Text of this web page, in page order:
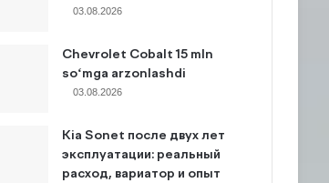
03.08.2026
Chevrolet Cobalt 15 mln
so‘mga arzonlashdi
03.08.2026
Kia Sonet после двух лет
эксплуатации: реальный
расход, вариатор и опыт